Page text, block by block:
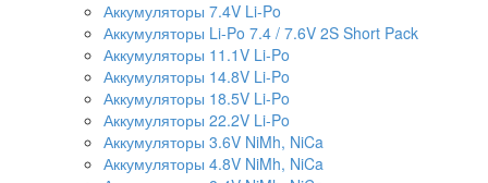
Аккумуляторы 7.4V Li-Po
Аккумуляторы Li-Po 7.4 / 7.6V 2S Short Pack
Аккумуляторы 11.1V Li-Po
Аккумуляторы 14.8V Li-Po
Аккумуляторы 18.5V Li-Po
Аккумуляторы 22.2V Li-Po
Аккумуляторы 3.6V NiMh, NiCa
Аккумуляторы 4.8V NiMh, NiCa